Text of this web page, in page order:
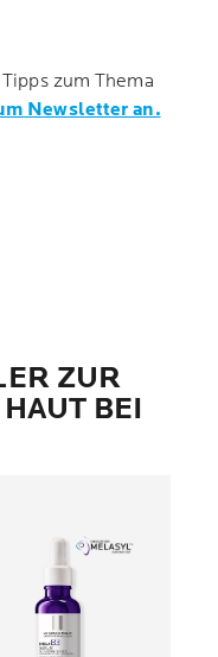
zum Thema
Newsletter an.
ZUR
BEI